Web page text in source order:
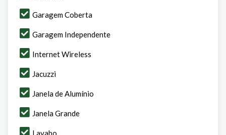
Garagem Coberta
Garagem Independente
Internet Wireless
Jacuzzi
Janela de Alumínio
Janela Grande
Lavabo